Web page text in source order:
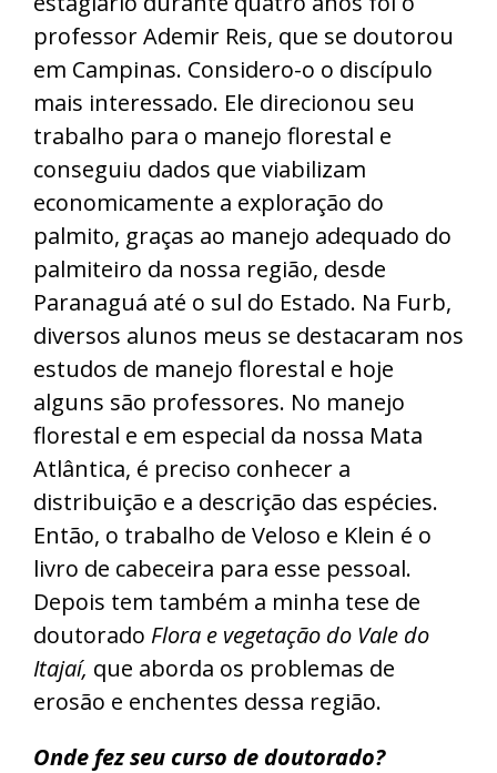
professor Ademir Reis, que se doutorou
em Campinas. Considero-o o discípulo
mais interessado. Ele direcionou seu
trabalho para o manejo florestal e
conseguiu dados que viabilizam
economicamente a exploração do
palmito, graças ao manejo adequado do
palmiteiro da nossa região, desde
Paranaguá até o sul do Estado. Na Furb,
diversos alunos meus se destacaram nos
estudos de manejo florestal e hoje
alguns são professores. No manejo
florestal e em especial da nossa Mata
Atlântica, é preciso conhecer a
distribuição e a descrição das espécies.
Então, o trabalho de Veloso e Klein é o
livro de cabeceira para esse pessoal.
Depois tem também a minha tese de
doutorado Flora e vegetação do Vale do
Itajaí, que aborda os problemas de
erosão e enchentes dessa região.
Onde fez seu curso de doutorado?